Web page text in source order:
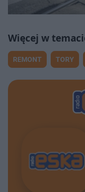
REMONT TORY